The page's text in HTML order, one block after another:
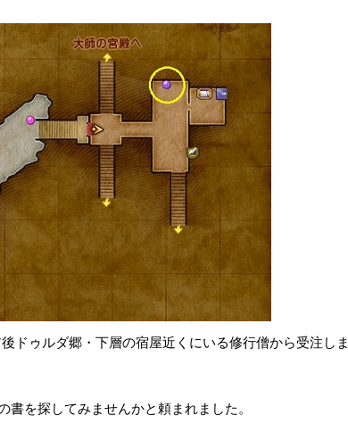
ドゥルダ郷・下層の宿屋近くにいる修行僧から受注しま
を探してみませんかと頼まれました。